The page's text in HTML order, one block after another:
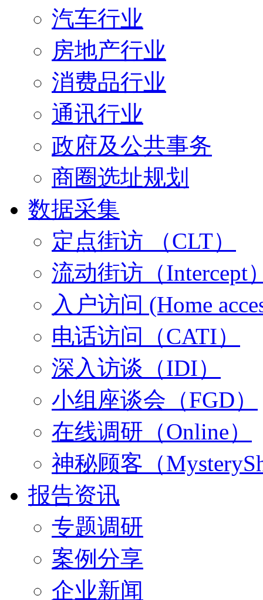
汽车行业
房地产行业
消费品行业
通讯行业
政府及公共事务
商圈选址规划
数据采集
定点街访 （CLT）
流动街访（Intercept
入户访问 (Home
电话访问（CATI）
深入访谈（IDI）
小组座谈会（FGD）
在线调研（Online）
神秘顾客（
报告资讯
专题调研
案例分享
企业新闻